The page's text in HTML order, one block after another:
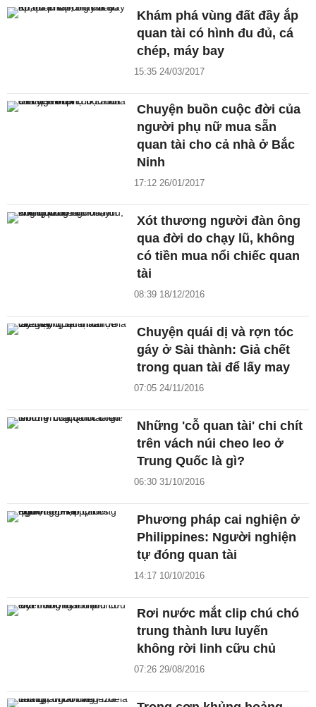
Khám phá vùng đất đầy ắp
quan tài có hình đu đủ, cá
chép, máy bay
15:35 24/03/2017
Chuyện buồn cuộc đời của
người phụ nữ mua sẵn
quan tài cho cả nhà ở Bắc
Ninh
17:12 26/01/2017
Xót thương người đàn ông
qua đời do chạy lũ, không
có tiền mua nổi chiếc quan
tài
08:39 18/12/2016
Chuyện quái dị và rợn tóc
gáy ở Sài thành: Giả chết
trong quan tài để lấy may
07:05 24/11/2016
Những 'cỗ quan tài' chi chít
trên vách núi cheo leo ở
Trung Quốc là gì?
06:30 31/10/2016
Phương pháp cai nghiện ở
Philippines: Người nghiện
tự đóng quan tài
14:17 10/10/2016
Rơi nước mắt clip chú chó
trung thành lưu luyến
không rời linh cữu chủ
07:26 29/08/2016